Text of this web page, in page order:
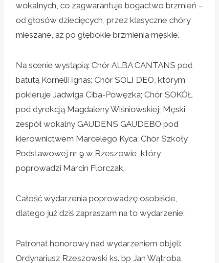
wokalnych, co zagwarantuje bogactwo brzmień –
od głosów dziecięcych, przez klasyczne chóry
mieszane, aż po głębokie brzmienia męskie.
Na scenie wystąpią: Chór ALBA CANTANS pod
batutą Kornelii Ignas; Chór SOLI DEO, którym
pokieruje Jadwiga Ciba-Powęzka; Chór SOKÓŁ
pod dyrekcją Magdaleny Wiśniowskiej; Męski
zespół wokalny GAUDENS GAUDEBO pod
kierownictwem Marcelego Kyca; Chór Szkoły
Podstawowej nr 9 w Rzeszowie, który
poprowadzi Marcin Florczak.
Całość wydarzenia poprowadzę osobiście,
dlatego już dziś zapraszam na to wydarzenie.
Patronat honorowy nad wydarzeniem objęli:
Ordynariusz Rzeszowski ks. bp Jan Wątroba,